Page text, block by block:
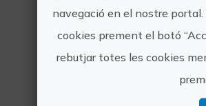
Obligatòria
navegació en el nostre portal.
cookies prement el botó
rebutjar totes les cookies